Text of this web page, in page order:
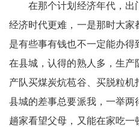
四
川
老
科
协
在那个计划经济年代，出
经济时代更难，一是那时大
是有些事有钱也不一定能办
在县城，认得的熟人多，生
产队买煤炭炕苞谷、买脱粒机
县城的差事总要派我，一举
趟家看望父母，又能在家吃